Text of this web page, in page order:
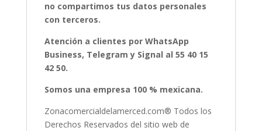
no compartimos tus datos personales
con terceros.
Atención a clientes por WhatsApp
Business, Telegram y Signal al 55 40 15
42 50.
Somos una empresa 100 % mexicana.
Zonacomercialdelamerced.com® Todos los
Derechos Reservados del sitio web de